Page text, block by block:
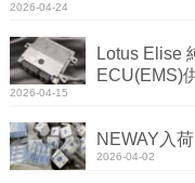
2026-04-24
Lotus Elise
ECU(EMS)
2026-04-15
NEWAY入
2026-04-02